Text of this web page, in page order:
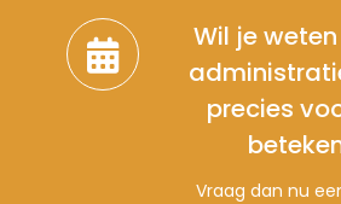
Wil je
precies
Vraag dan nu